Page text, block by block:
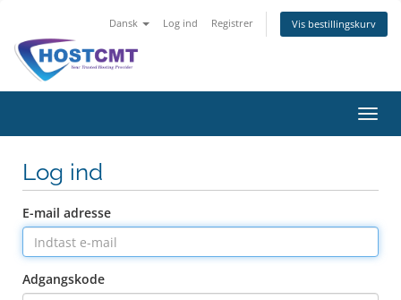
Dansk Log ind Registrer Vis bestillingskurv
Skift
Log ind
E-mail adresse
Adgangskode